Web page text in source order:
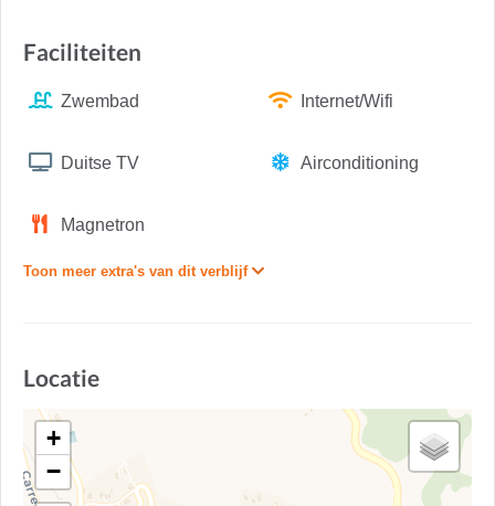
Faciliteiten
Zwembad Internet/Wifi
Duitse TV Airconditioning
Magnetron
Toon meer extra's van dit verblijf
Locatie
+
−